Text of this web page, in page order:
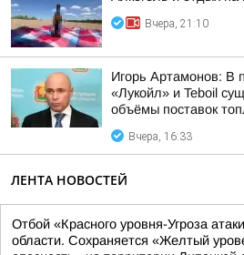
Вчера, 21:10
Игорь Артамонов: В
«Лукойл» и Teboil
объёмы поставок
Вчера, 16:33
ЛЕНТА НОВОСТЕЙ
Отбой «Красного уровня-Угроза
области. Сохраняется «Желтый